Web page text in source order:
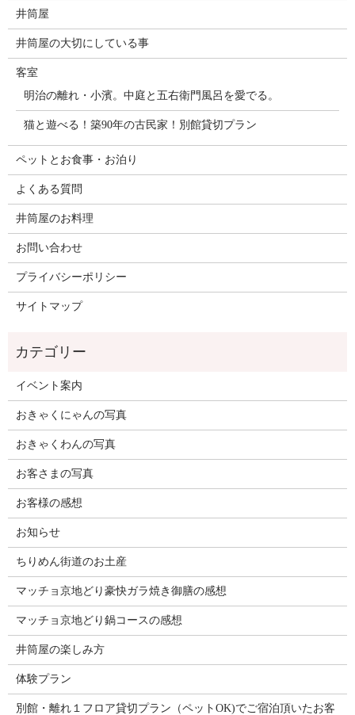
井筒屋
井筒屋の大切にしている事
客室
明治の離れ・小濱。中庭と五右衛門風呂を愛でる。
猫と遊べる！築90年の古民家！別館貸切プラン
ペットとお食事・お泊り
よくある質問
井筒屋のお料理
お問い合わせ
プライバシーポリシー
サイトマップ
イベント案内
おきゃくにゃんの写真
おきゃくわんの写真
お客さまの写真
お客様の感想
お知らせ
ちりめん街道のお土産
マッチョ京地どり豪快ガラ焼き御膳の感想
マッチョ京地どり鍋コースの感想
井筒屋の楽しみ方
体験プラン
別館・離れ１フロア貸切プラン（ペットOK)でご宿泊頂いたお客